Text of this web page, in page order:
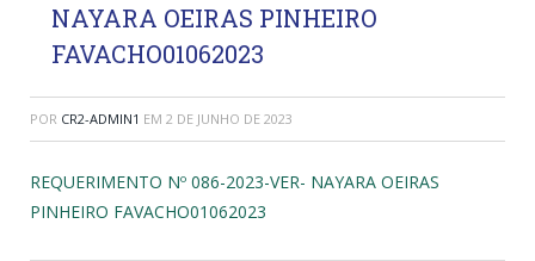
NAYARA OEIRAS PINHEIRO
FAVACHO01062023
POR CR2-ADMIN1 EM 2 DE JUNHO DE 2023
REQUERIMENTO Nº 086-2023-VER- NAYARA OEIRAS
PINHEIRO FAVACHO01062023